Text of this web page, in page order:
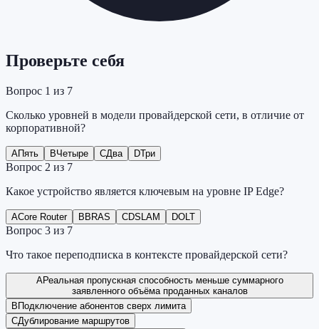
Проверьте себя
Вопрос 1 из 7
Сколько уровней в модели провайдерской сети, в отличие от
корпоративной?
AПять BЧетыре CДва DТри
Вопрос 2 из 7
Какое устройство является ключевым на уровне IP Edge?
ACore Router B BRAS CDSLAM DOLT
Вопрос 3 из 7
Что такое переподписка в контексте провайдерской сети?
AРеальная пропускная способность меньше суммарного
заявленного объёма проданных каналов
B Подключение абонентов сверх лимита
CДублирование маршрутов